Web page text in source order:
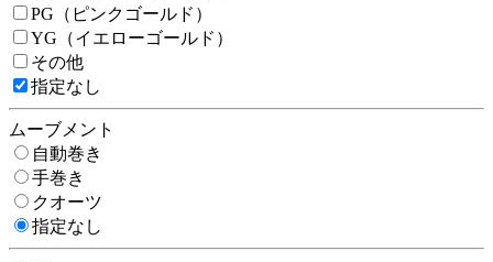
PG（ピンクゴールド）
YG（イエローゴールド）
その他
指定なし
ムーブメント
自動巻き
手巻き
クオーツ
指定なし